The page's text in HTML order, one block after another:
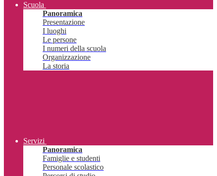
Scuola
Panoramica
Presentazione
I luoghi
Le persone
I numeri della scuola
Organizzazione
La storia
Servizi
Panoramica
Famiglie e studenti
Personale scolastico